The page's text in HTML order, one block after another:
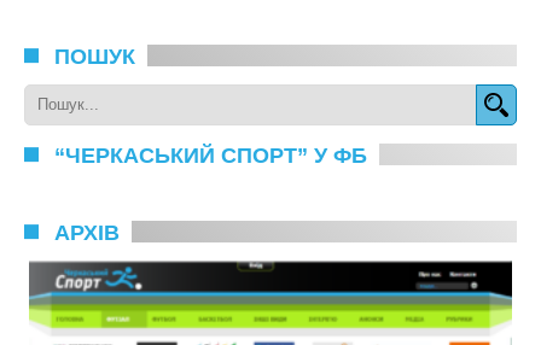
ПОШУК
“ЧЕРКАСЬКИЙ СПОРТ” У ФБ
АРХІВ